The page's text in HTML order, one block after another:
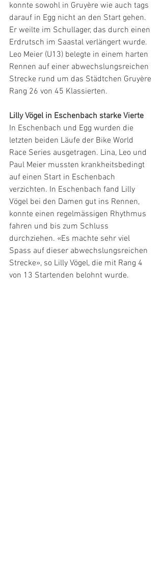
konnte sowohl in Gruyère wie auch tags
darauf in Egg nicht an den Start gehen.
Er weilte im Schullager, das durch einen
Erdrutsch im Saastal verlängert wurde.
Leo Meier (U13) belegte in einem harten
Rennen auf einer abwechslungsreichen
Strecke rund um das Städtchen Gruyère
Rang 26 von 45 Klassierten.
Lilly Vögel in Eschenbach starke Vierte
In Eschenbach und Egg wurden die
letzten beiden Läufe der Bike World
Race Series ausgetragen. Lina, Leo und
Paul Meier mussten krankheitsbedingt
auf einen Start in Eschenbach
verzichten. In Eschenbach fand Lilly
Vögel bei den Damen gut ins Rennen,
konnte einen regelmässigen Rhythmus
fahren und bis zum Schluss
durchziehen. «Es machte sehr viel
Spass auf dieser abwechslungsreichen
Strecke», so Lilly Vögel, die mit Rang 4
von 13 Startenden belohnt wurde.